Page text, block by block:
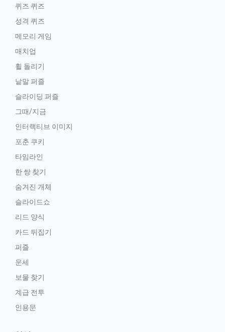
퀴즈 퀴즈
성격 퀴즈
메모리 게임
매치업
휠 돌리기
낱말 퍼즐
슬라이딩 퍼즐
그때/지금
인터랙티브 이미지
포춘 쿠키
타임라인
한 쌍 찾기
숨겨진 개체
슬라이드쇼
리드 양식
카드 뒤집기
퍼즐
운세
보물 찾기
계급 전투
인용문